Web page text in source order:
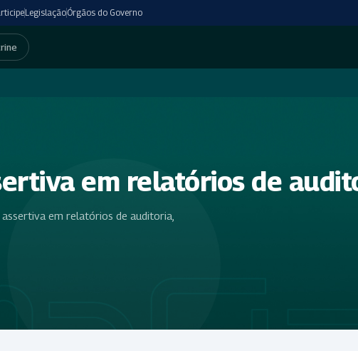
LegislaçãoÓrgãos do Governo
em relatórios de
em relatórios de auditoria,